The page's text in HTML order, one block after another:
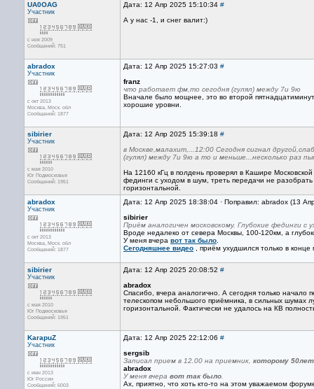
UA0OAG
Участник
с ноя 2009
Сообщений: 751
Дата: 12 Апр 2025 15:10:34 #
А у нас -1, и снег валит:)
abradox
Участник
с окт 2013
Москва, Mоск. обл
Сообщений: 1877
Дата: 12 Апр 2025 15:27:03 #
franz
что работает фм,то сегодня (гулял) между 7и 9ю
Вначале было мощнее, это во второй
хорошие уровни.
sibirier
Участник
с мая 2010
Юг Подмосковья
Сообщений: 1951
Дата: 12 Апр 2025 15:39:18 #
в Москве,малахит,...12:00 Сегодня сигнал
(гулял) между 7и 9ю а то и меньше...несколько раз
На 12160 кГц в полдень проверял в Кашире
фединги с уходом в шум, треть передачи не
горизонтальной.
abradox
Участник
с окт 2013
Москва, Mоск. обл
Сообщений: 1877
Дата: 12 Апр 2025 18:38:04 · Поправил: abradox (13
sibirier
Приём аналогичен московскому. Глубокие фединги
Вроде недалеко от севера Москвы, 100-120км, а
У меня вчера вот так было
Сегодняшнее видео , приём ухудшился только в конце
sibirier
Участник
с мая 2010
Юг Подмосковья
Сообщений: 1951
Дата: 12 Апр 2025 20:08:52 #
abradox
Спасибо, вчера аналогично. А сегодня только
телескопом небольшого приёмника, в сильных шумах
горизонтальной. Фактически не удалось на КВ
KarapuZ
Участник
с июн 2013
Юг России
Сообщений: 6003
Дата: 12 Апр 2025 22:12:06 #
sergsib
Записал прием в 12.00 на приемник, которому 50лет
abradox
У меня вчера вот так было
Ах, приятно, что хоть кто-то на этом уважаемом